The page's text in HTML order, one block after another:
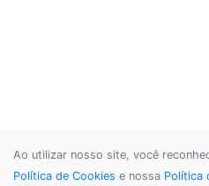
Ao utilizar nosso site, você
Política de Cookies e nossa Política